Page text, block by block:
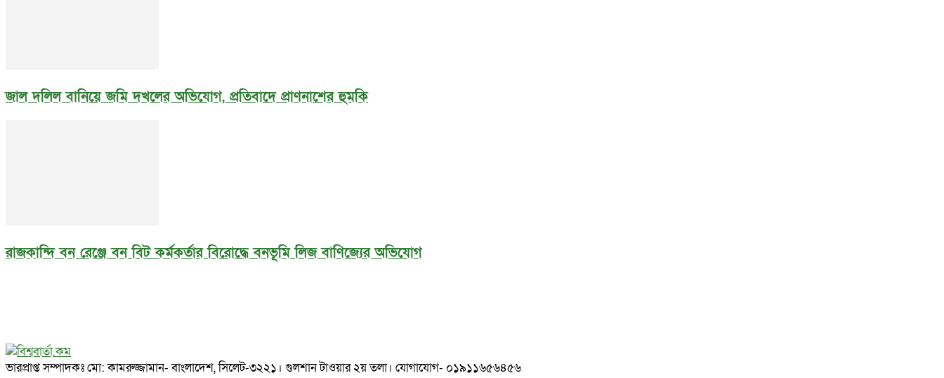
জাল দলিল বানিয়ে জমি দখলের অভিযোগ, প্রতিবাদে প্রাণনাশের হুমকি
রাজকান্দি বন রেঞ্জে বন বিট কর্মকর্তার বিরোদ্ধে বনভূমি লিজ বাণিজ্যের অভিযোগ
ভারপ্রাপ্ত সম্পাদকঃ মো: কামরুজ্জামান- বাংলাদেশ, সিলেট-৩২২১। গুলশান টাওয়ার ২য় তলা। যোগাযোগ- ০১৯১১৬৫৬৪৫৬